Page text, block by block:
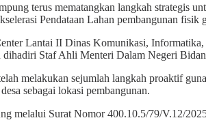
terus mematangkan langkah strategis
Pendataan Lahan pembangunan
Lantai II Dinas Komunikasi,
Staf Ahli Menteri Dalam Negeri
melakukan sejumlah langkah proaktif
sebagai lokasi pembangunan.
melalui Surat Nomor 400.10.5/79/V.12/